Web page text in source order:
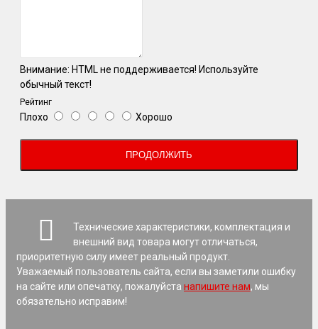
Внимание: HTML не поддерживается! Используйте
обычный текст!
Рейтинг
Плохо Хорошо
ПРОДОЛЖИТЬ
Технические характеристики, комплектация и
внешний вид товара могут отличаться,
приоритетную силу имеет реальный продукт.
Уважаемый пользователь сайта, если вы заметили ошибку
на сайте или опечатку, пожалуйста напишите нам, мы
обязательно исправим!